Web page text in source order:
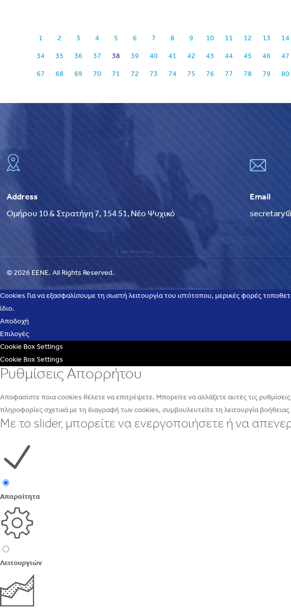
1 2 3 4 5 6 7 8 9 10 11 12 13 14
34 35 36 37 38 39 40 41 42 43 44 45 46 47
67 68 69 70 71 72 73 74 75 76 77 78 79 80
Address
Ομήρου 10 & Στρατήγη 7, 154 51, Νέο Ψυχικό
Email
© 2026 EENE. All Rights Reserved.
Cookies Για να εξασφαλίσουμε τη σωστή λειτουργία του ιστότοπου, μερικές φορές
ίδιο.
Αποδοχή
Επιλογές
Cookie Box Settings
Cookie Box Settings
Ρυθμίσεις Απορρήτου
Αποφασίστε ποια cookies θέλετε να επιτρέψετε. Μπορείτε να αλλάξετε αυτές τις
πληροφορίες σχετικά με τη διαγραφή των cookies, συμβουλευτείτε τη λειτουργία
Με το slider, μπορείτε να ενεργοποιήσετε ή να
Απαραίτητα
Λειτουργιών